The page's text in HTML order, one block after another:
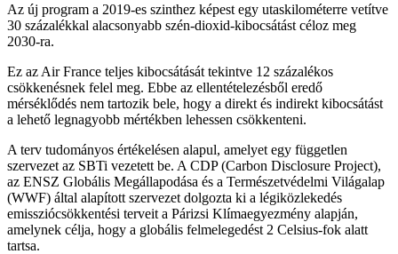
Az új program a 2019-es szinthez képest egy utaskilométerre vetítve
30 százalékkal alacsonyabb szén-dioxid-kibocsátást céloz meg
2030-ra.
Ez az Air France teljes kibocsátását tekintve 12 százalékos
csökkenésnek felel meg. Ebbe az ellentételezésből eredő
mérséklődés nem tartozik bele, hogy a direkt és indirekt kibocsátást
a lehető legnagyobb mértékben lehessen csökkenteni.
A terv tudományos értékelésen alapul, amelyet egy független
szervezet az SBTi vezetett be. A CDP (Carbon Disclosure Project),
az ENSZ Globális Megállapodása és a Természetvédelmi Világalap
(WWF) által alapított szervezet dolgozta ki a légiközlekedés
emissziócsökkentési terveit a Párizsi Klímaegyezmény alapján,
amelynek célja, hogy a globális felmelegedést 2 Celsius-fok alatt
tartsa.